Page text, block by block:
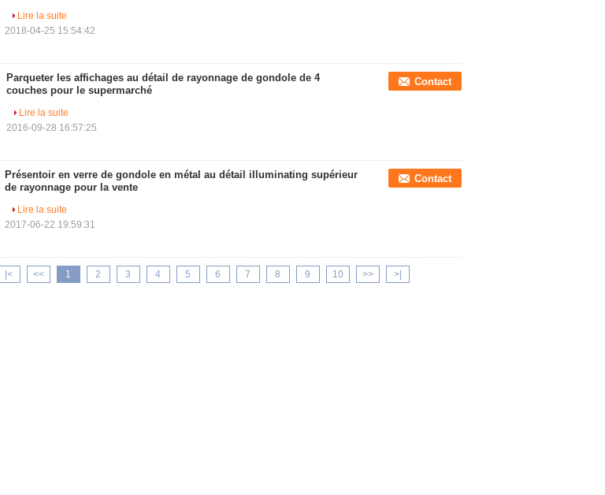
Lire la suite
2018-04-25 15:54:42
Parqueter les affichages au détail de rayonnage de gondole de 4
couches pour le supermarché
Contact
Lire la suite
2016-09-28 16:57:25
Présentoir en verre de gondole en métal au détail illuminating supérieur
de rayonnage pour la vente
Contact
Lire la suite
2017-06-22 19:59:31
|< << 1 2 3 4 5 6 7 8 9 10 >> >|